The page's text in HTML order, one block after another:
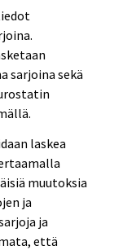
sarjoina sekä
laskea
muutoksia
ja
ja
että